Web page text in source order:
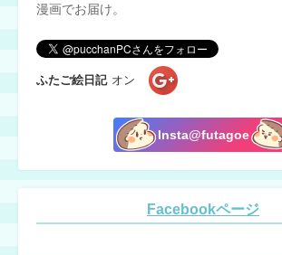
漫画でお届け。
ふたご絵日記 オン
Insta@futagoe
Facebookページ